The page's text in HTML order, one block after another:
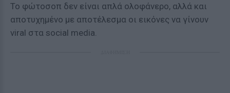
Το φώτοσοπ δεν είναι απλά ολοφάνερο, αλλά και
αποτυχημένο με αποτέλεσμα οι εικόνες να γίνουν
viral στα social media.